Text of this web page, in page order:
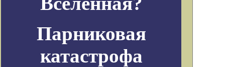
Парниковая
катастрофа